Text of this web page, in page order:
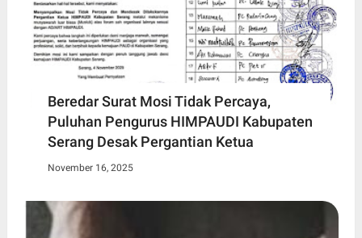
Beredar Surat Mosi Tidak Percaya,
Puluhan Pengurus HIMPAUDI Kabupaten
Serang Desak Pergantian Ketua
November 16, 2025